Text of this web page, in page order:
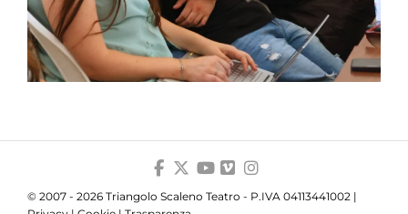
© 2007 - 2026 Triangolo Scaleno Teatro - P.IVA 04113441002 |